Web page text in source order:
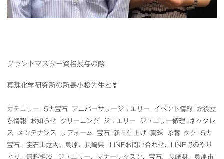
グランドマスター資格授与の際
真珠化学研究所の所長小松先生と❣
カテゴリー: 5大宝石 アニバーサリージュエリー イベント情報
お役立
ち情報
お知らせ クリーニング ジュエリー ジュエリー修理
ネックレ
ス
メンテナンス リフォーム 宝石 新品仕上げ 真珠 糸替 タグ: 5大
宝石、宝石山之内、島原、長崎県
LINEお問い合わせ、LINEでのやり
とり、無料相談
ジュエリー、マナーレッスン、宝石、長崎県、島原市